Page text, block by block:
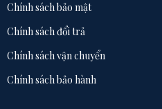
Chính sách bảo mật
Chính sách đổi trả
Chính sách vận chuyển
Chính sách bảo hành